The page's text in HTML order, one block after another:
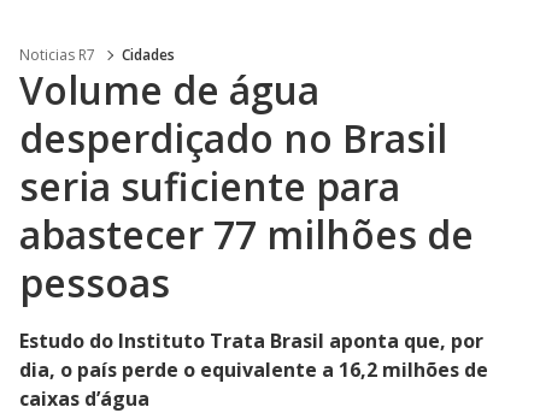
Noticias R7 Cidades
Volume de água
desperdiçado no Brasil
seria suficiente para
abastecer 77 milhões de
pessoas
Estudo do Instituto Trata Brasil aponta que, por
dia, o país perde o equivalente a 16,2 milhões de
caixas d’água